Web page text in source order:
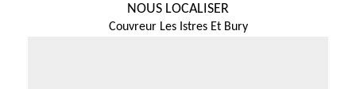
NOUS LOCALISER
Couvreur Les Istres Et Bury